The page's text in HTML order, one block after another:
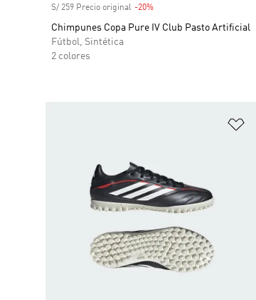
S/ 259 Precio original -20%
Chimpunes Copa Pure IV Club Pasto Artificial
Fútbol, Sintética
2 colores